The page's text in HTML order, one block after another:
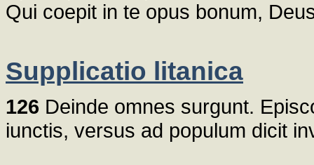
Qui coepit in te opus bonum,
Supplicatio litanica
126 Deinde omnes surgunt.
iunctis, versus ad populum dicit